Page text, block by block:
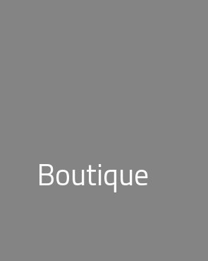
Boutique